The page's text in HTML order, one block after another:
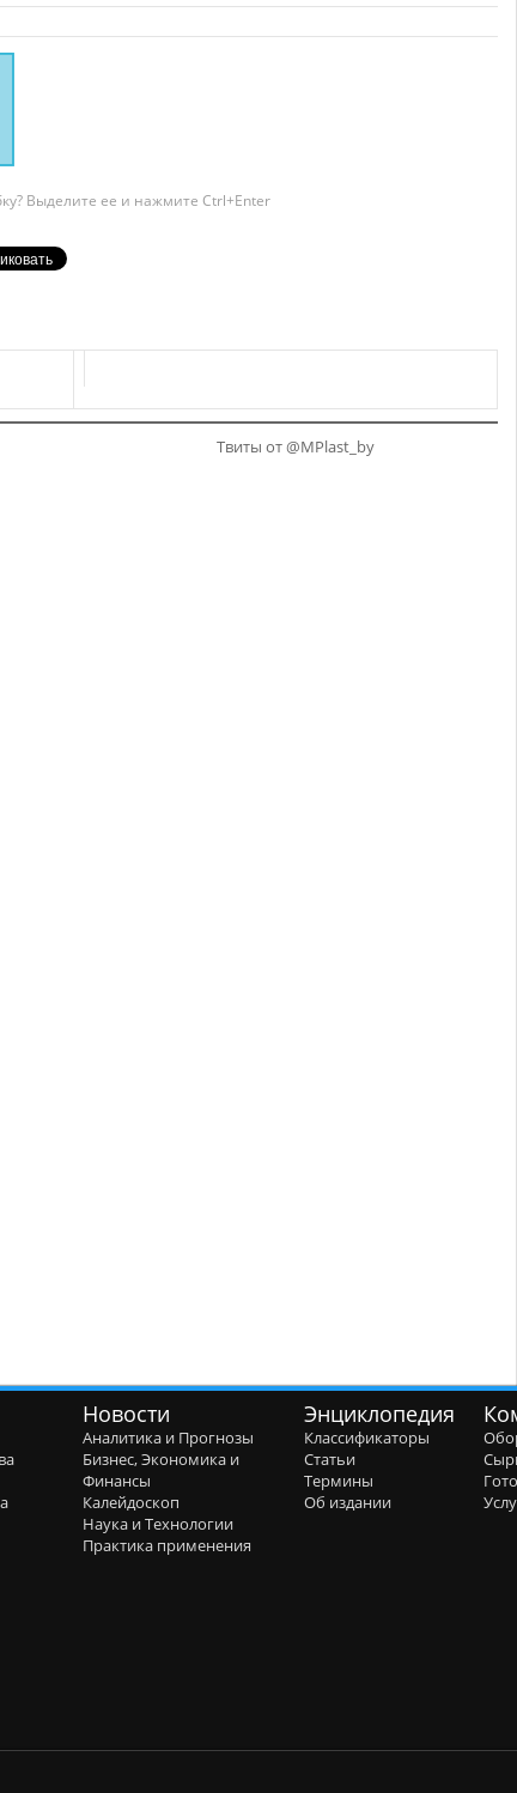
Выделите ее и нажмите Ctrl+Enter
Твиты от @MPlast_by
Новости
Аналитика и Прогнозы
Бизнес, Экономика и
Финансы
Калейдоскоп
Наука и Технологии
Практика применения
Энциклопедия
Классификаторы
Статьи
Термины
Об издании